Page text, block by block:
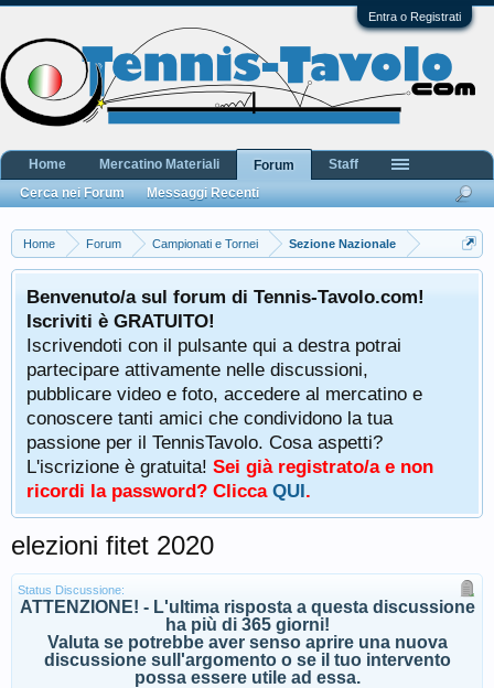
Entra o Registrati
Home Forum Campionati e Tornei Sezione Nazionale
Benvenuto/a sul forum di Tennis-Tavolo.com!
Iscriviti è GRATUITO!
Iscrivendoti con il pulsante qui a destra potrai
partecipare attivamente nelle discussioni,
pubblicare video e foto, accedere al mercatino e
conoscere tanti amici che condividono la tua
passione per il TennisTavolo. Cosa aspetti?
L'iscrizione è gratuita! Sei già registrato/a e non
ricordi la password? Clicca QUI.
elezioni fitet 2020
Status Discussione:
ATTENZIONE! - L'ultima risposta a questa discussione
ha più di 365 giorni!
Valuta se potrebbe aver senso aprire una nuova
discussione sull'argomento o se il tuo intervento
possa essere utile ad essa.
Home Mercatino Materiali
Forum
Cerca nei Forum
Messaggi Recenti
Staff